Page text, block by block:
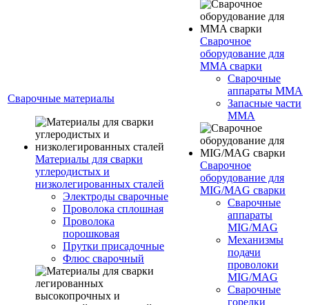
Сварочные материалы
Материалы для сварки
углеродистых и
низколегированных сталей
Электроды сварочные
Проволока сплошная
Проволока
порошковая
Прутки присадочные
Флюс сварочный
Сварочное
оборудование для
MMA сварки
Сварочные
аппараты MMA
Запасные части
MMA
Сварочное
оборудование для
MIG/MAG сварки
Сварочные
аппараты
MIG/MAG
Механизмы
подачи
проволоки
MIG/MAG
Сварочные
горелки